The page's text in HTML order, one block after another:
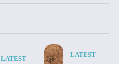
LATEST
LATEST